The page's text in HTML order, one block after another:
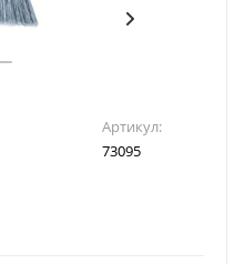
Артикул:
73095